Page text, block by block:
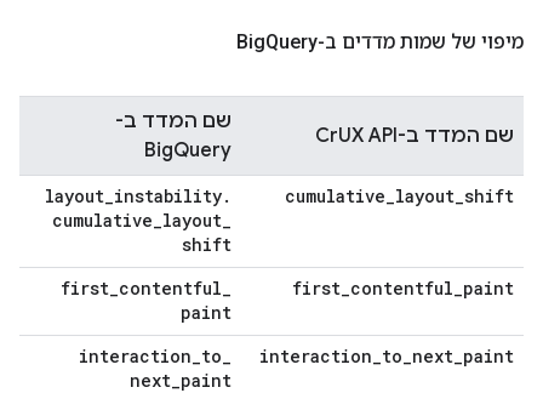
מיפוי של שמות מדדים ב-BigQuery
שם המדד ב-CrUX API
שם המדד ב-
BigQuery
cumulative_layout_shift
layout_instability.
cumulative_layout_
shift
first_contentful_paint
first_contentful_
paint
interaction_to_next_paint
interaction_to_
next_paint